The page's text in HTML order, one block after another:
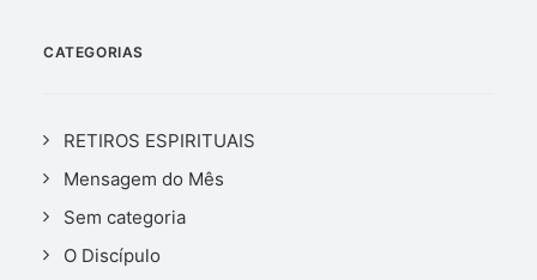
CATEGORIAS
RETIROS ESPIRITUAIS
Mensagem do Mês
Sem categoria
O Discípulo